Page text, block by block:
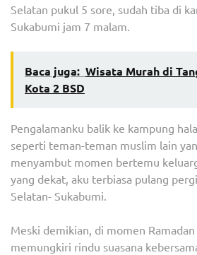
Selatan pukul 5 sore, sudah tiba di
Sukabumi jam 7 malam.
Baca juga: Wisata Murah di
Kota 2 BSD
Pengalamanku balik ke kampung
seperti teman-teman muslim lain
menyambut momen bertemu
yang dekat, aku terbiasa pulang
Selatan- Sukabumi.
Meski demikian, di momen
memungkiri rindu suasana